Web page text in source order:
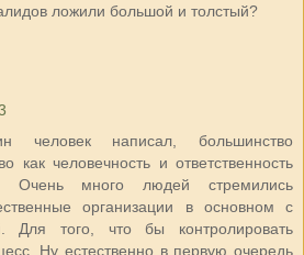
ложили большой и толстый?
человек написал, большинство
как человечность и ответственность
Очень много людей стремились
организации в основном с
Для того, что бы контролировать
Ну естественно в первую очередь